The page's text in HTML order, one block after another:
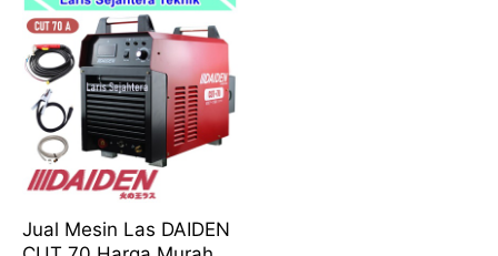
Jual Mesin Las DAIDEN